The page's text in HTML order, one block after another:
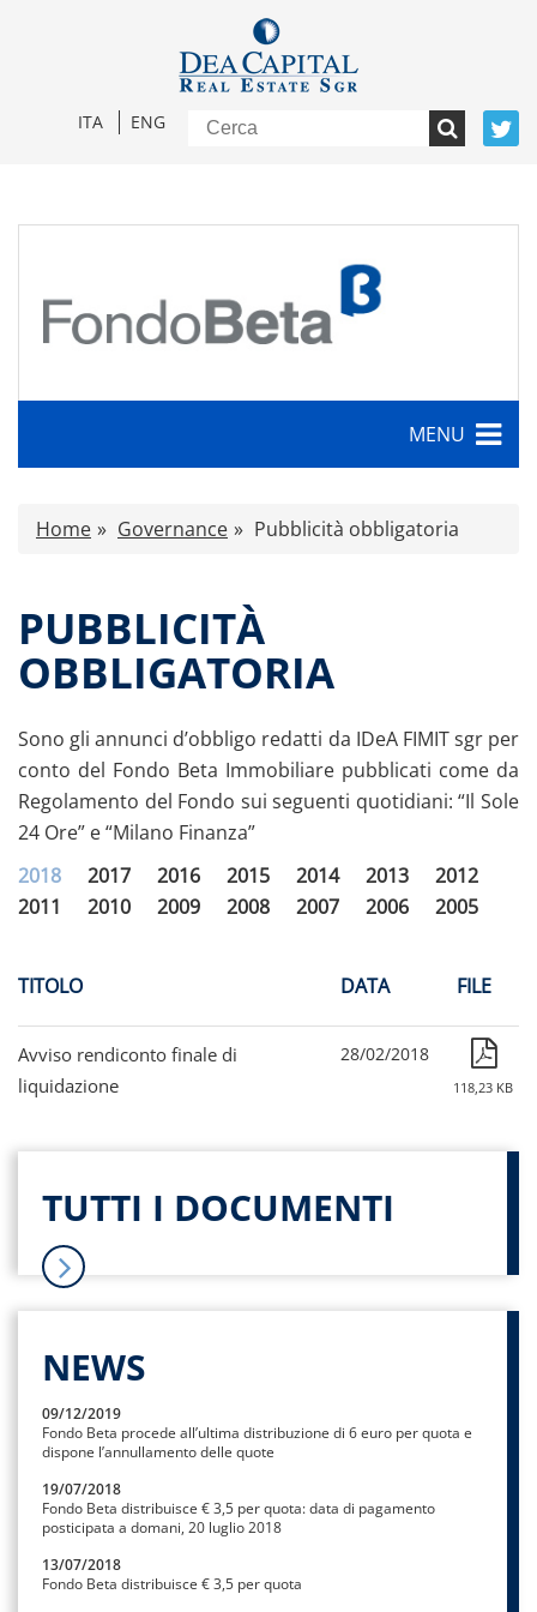
ITA ENG
MENU
Caratteristiche
Proventi distribuiti
Documenti di offerta
Governance
Governance del fondo
Documento informativo e arbitro per le
Acquisto e cessione immobili
Pubblicita’ obbligatoria
Assemblee
Assemblee
Contatti
Archivio documenti
Home Governance Pubblicità obbligatoria
PUBBLICITÀ
OBBLIGATORIA
Sono gli annunci d’obbligo redatti da IDeA FIMIT sgr per
conto del Fondo Beta Immobiliare pubblicati come da
Regolamento del Fondo sui seguenti quotidiani: “Il Sole
24 Ore” e “Milano Finanza”
2018
2017 2016 2015 2014 2013
2012
2011
2010 2009 2008 2007 2006 2005
TITOLO DATA FILE
Avviso rendiconto finale di
liquidazione
28/02/2018
118,23 KB
TUTTI I DOCUMENTI
NEWS
09/12/2019
Fondo Beta procede all’ultima distribuzione di 6 euro per quota e
dispone l’annullamento delle quote
19/07/2018
Fondo Beta distribuisce € 3,5 per quota: data di pagamento
posticipata a domani, 20 luglio 2018
13/07/2018
Fondo Beta distribuisce € 3,5 per quota